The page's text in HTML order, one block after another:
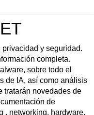
y seguridad.
completa.
sobre todo el
de IA, así como análisis
tratarán novedades de
de
, networking, hardware,